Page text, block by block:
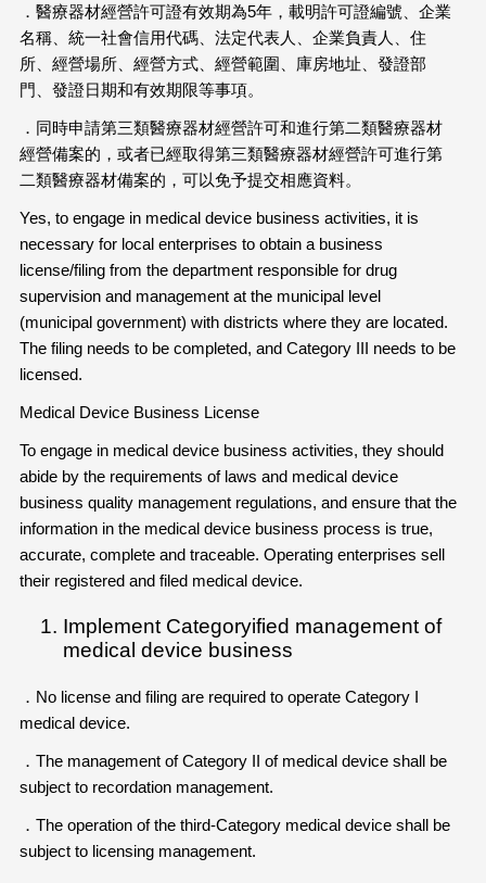
．醫療器材經營許可證有效期為5年，載明許可證編號、企業
名稱、統一社會信用代碼、法定代表人、企業負責人、住
所、經營場所、經營方式、經營範圍、庫房地址、發證部
門、發證日期和有效期限等事項。
．同時申請第三類醫療器材經營許可和進行第二類醫療器材
經營備案的，或者已經取得第三類醫療器材經營許可進行第
二類醫療器材備案的，可以免予提交相應資料。
Yes, to engage in medical device business activities, it is
necessary for local enterprises to obtain a business
license/filing from the department responsible for drug
supervision and management at the municipal level
(municipal government) with districts where they are located.
The filing needs to be completed, and Category III needs to be
licensed.
Medical Device Business License
To engage in medical device business activities, they should
abide by the requirements of laws and medical device
business quality management regulations, and ensure that the
information in the medical device business process is true,
accurate, complete and traceable. Operating enterprises sell
their registered and filed medical device.
Implement Categoryified management of
medical device business
．No license and filing are required to operate Category I
medical device.
．The management of Category II of medical device shall be
subject to recordation management.
．The operation of the third-Category medical device shall be
subject to licensing management.